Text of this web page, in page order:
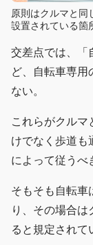
原則はクルマと同
設置されている箇
交差点では、「
ど、自転車専用
ない。
これらがクルマ
けでなく歩道も
によって従うべ
そもそも自転車
り、その場合
ると規定されて